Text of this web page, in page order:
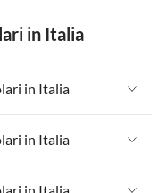
in Italia
in Italia
in Italia